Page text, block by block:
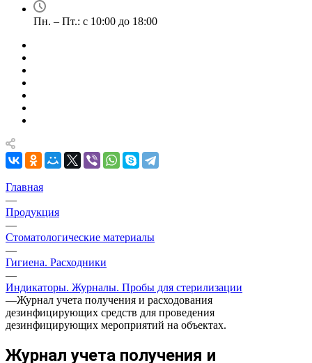
Пн. – Пт.: с 10:00 до 18:00
Главная
—
Продукция
—
Стоматологические материалы
—
Гигиена. Расходники
—
Индикаторы. Журналы. Пробы для стерилизации
—Журнал учета получения и расходования
дезинфицирующих средств для проведения
дезинфицирующих мероприятий на объектах.
Журнал учета получения и